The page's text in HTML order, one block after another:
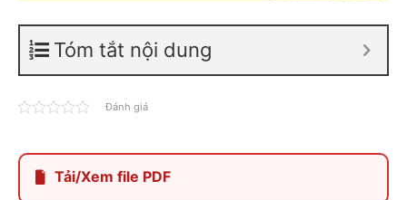
Tóm tắt nội dung
Đánh giá
Tải/Xem file PDF